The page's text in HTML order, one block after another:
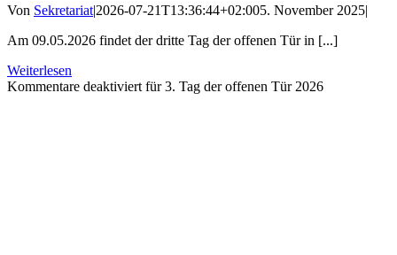
Von Sekretariat|2026-07-21T13:36:44+02:005. November 2025|
Am 09.05.2026 findet der dritte Tag der offenen Tür in [...]
Weiterlesen
Kommentare deaktiviert für 3. Tag der offenen Tür 2026